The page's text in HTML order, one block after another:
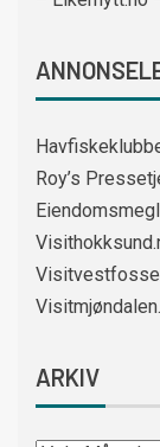
Roy’s
ARKIV